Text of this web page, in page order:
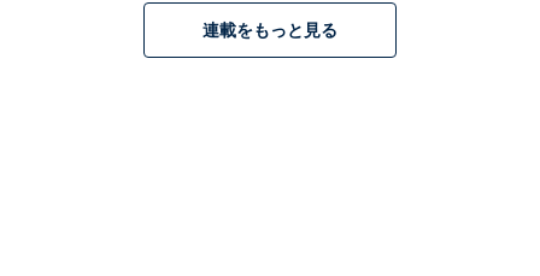
連載をもっと見る